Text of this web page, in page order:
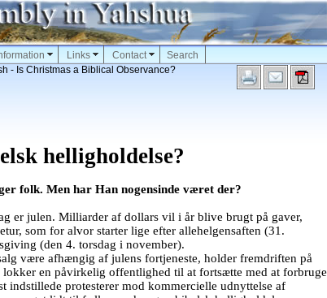
Links Contact
Search
- Is Christmas a Biblical Observance?
helligholdelse?
folk. Men har Han nogensinde været der?
er julen. Milliarder af dollars vil i år blive brugt på gaver,
som for alvor starter lige efter allehelgensaften (31.
(den 4. torsdag i november).
være afhængig af julens fortjeneste, holder fremdriften på
en påvirkelig offentlighed til at fortsætte med at forbruge
protesterer mod kommercielle udnyttelse af